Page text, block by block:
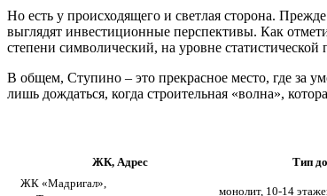
Но есть у происходящего и светлая сторона.
выглядят инвестиционные перспективы. Как
степени символический, на уровне
В общем, Ступино – это прекрасное место, где за
лишь дождаться, когда строительная «волна»,
ЖК, Адрес Тип
ЖК «Мадригал»,
монолит, 10-14